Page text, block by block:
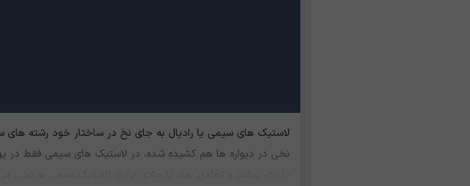
لاستیک های سیمی یا رادیال به جای نخ در ساختار خود رشته های
نخی در دیواره ها هم کشیده شده، در لاستیک های سیمی فقط در